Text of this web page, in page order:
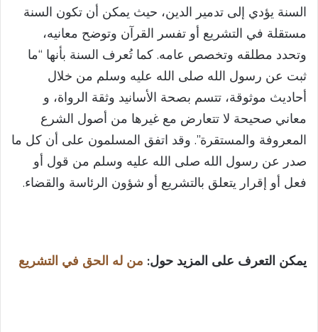
السنة يؤدي إلى تدمير الدين، حيث يمكن أن تكون السنة
مستقلة في التشريع أو تفسر القرآن وتوضح معانيه،
وتحدد مطلقه وتخصص عامه. كما تُعرف السنة بأنها “ما
ثبت عن رسول الله صلى الله عليه وسلم من خلال
أحاديث موثوقة، تتسم بصحة الأسانيد وثقة الرواة، و
معاني صحيحة لا تتعارض مع غيرها من أصول الشرع
المعروفة والمستقرة”. وقد اتفق المسلمون على أن كل ما
صدر عن رسول الله صلى الله عليه وسلم من قول أو
فعل أو إقرار يتعلق بالتشريع أو شؤون الرئاسة والقضاء.
يمكن التعرف على المزيد حول: من له الحق في التشريع